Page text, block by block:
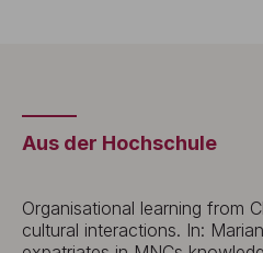
Aus der Hochschule
Organisational learning from
cultural interactions. In: